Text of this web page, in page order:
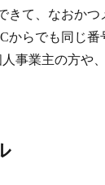
きて、なおか
からでも同じ
事業主の方や